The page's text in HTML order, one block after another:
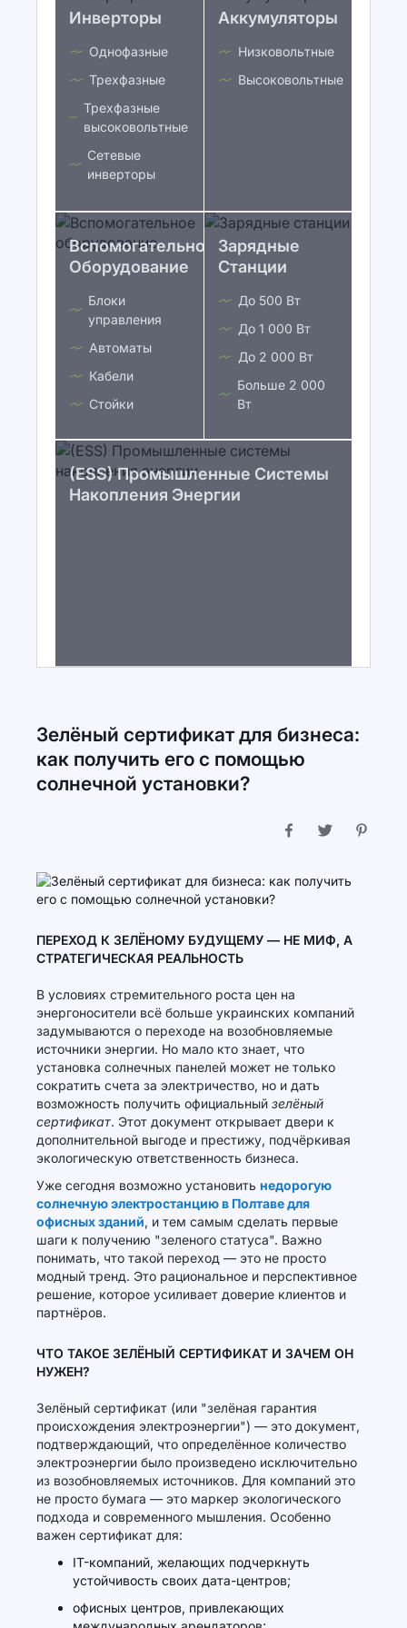
Инверторы
Однофазные
Трехфазные
Трехфазные
высоковольтные
Сетевые
инверторы
Аккумуляторы
Низковольтные
Высоковольтные
Вспомогательное
Оборудование
Блоки
управления
Автоматы
Кабели
Стойки
Зарядные
Станции
До 500 Вт
До 1 000 Вт
До 2 000 Вт
Больше 2 000
Вт
(ESS) Промышленные Системы
Накопления Энергии
Зелёный сертификат для бизнеса:
как получить его с помощью
солнечной установки?
ПЕРЕХОД К ЗЕЛЁНОМУ БУДУЩЕМУ — НЕ МИФ, А
СТРАТЕГИЧЕСКАЯ РЕАЛЬНОСТЬ
В условиях стремительного роста цен на
энергоносители всё больше украинских компаний
задумываются о переходе на возобновляемые
источники энергии. Но мало кто знает, что
установка солнечных панелей может не только
сократить счета за электричество, но и дать
возможность получить официальный зелёный
сертификат. Этот документ открывает двери к
дополнительной выгоде и престижу, подчёркивая
экологическую ответственность бизнеса.
Уже сегодня возможно установить недорогую
солнечную электростанцию в Полтаве для
офисных зданий, и тем самым сделать первые
шаги к получению "зеленого статуса". Важно
понимать, что такой переход — это не просто
модный тренд. Это рациональное и перспективное
решение, которое усиливает доверие клиентов и
партнёров.
ЧТО ТАКОЕ ЗЕЛЁНЫЙ СЕРТИФИКАТ И ЗАЧЕМ ОН
НУЖЕН?
Зелёный сертификат (или "зелёная гарантия
происхождения электроэнергии") — это документ,
подтверждающий, что определённое количество
электроэнергии было произведено исключительно
из возобновляемых источников. Для компаний это
не просто бумага — это маркер экологического
подхода и современного мышления. Особенно
важен сертификат для:
IT-компаний, желающих подчеркнуть
устойчивость своих дата-центров;
офисных центров, привлекающих